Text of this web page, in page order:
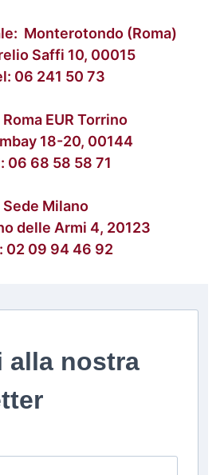
Monterotondo (Roma)
Saffi 10, 00015
06 241 50 73
EUR Torrino
18-20, 00144
06 68 58 58 71
Sede Milano
delle Armi 4, 20123
02 09 94 46 92
alla nostra